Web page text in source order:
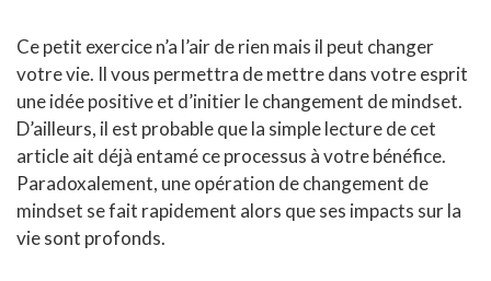
Ce petit exercice n’a l’air de rien mais il peut changer
votre vie. Il vous permettra de mettre dans votre esprit
une idée positive et d’initier le changement de mindset.
D’ailleurs, il est probable que la simple lecture de cet
article ait déjà entamé ce processus à votre bénéfice.
Paradoxalement, une opération de changement de
mindset se fait rapidement alors que ses impacts sur la
vie sont profonds.